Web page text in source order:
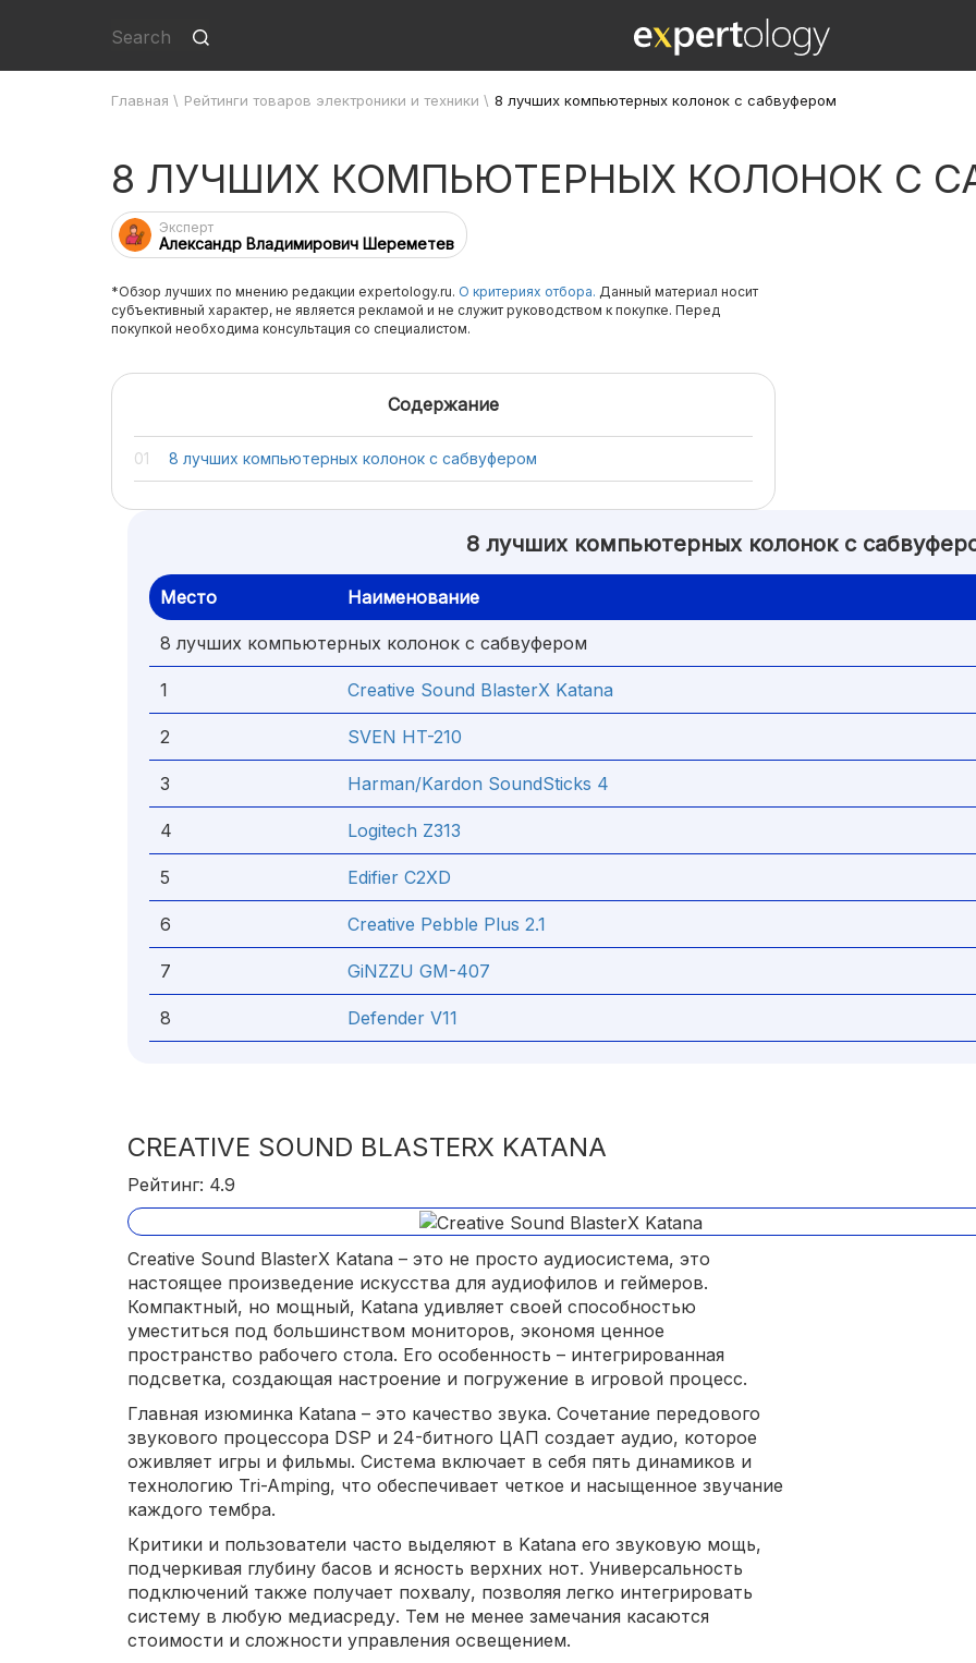
Главная \ Рейтинги товаров электроники и техники \ 8 лучших компьютерных колонок с сабвуфером
8 ЛУЧШИХ КОМПЬЮТЕРНЫХ КОЛОНОК С
Эксперт
Александр Владимирович Шереметев
*Обзор лучших по мнению редакции expertology.ru. О критериях отбора. Данный материал носит
субъективный характер, не является рекламой и не служит руководством к покупке. Перед
покупкой необходима консультация со специалистом.
Содержание
8 лучших компьютерных колонок с сабвуфером
8 лучших компьютерных колонок с
Место Наименование
8 лучших компьютерных колонок с сабвуфером
1 Creative Sound BlasterX Katana
2 SVEN HT-210
3 Harman/Kardon SoundSticks 4
4 Logitech Z313
5 Edifier C2XD
6 Creative Pebble Plus 2.1
7 GiNZZU GM-407
8 Defender V11
CREATIVE SOUND BLASTERX KATANA
Рейтинг: 4.9
Creative Sound BlasterX Katana – это не просто аудиосистема, это
настоящее произведение искусства для аудиофилов и геймеров.
Компактный, но мощный, Katana удивляет своей способностью
уместиться под большинством мониторов, экономя ценное
пространство рабочего стола. Его особенность – интегрированная
подсветка, создающая настроение и погружение в игровой процесс.
Главная изюминка Katana – это качество звука. Сочетание передового
звукового процессора DSP и 24-битного ЦАП создает аудио, которое
оживляет игры и фильмы. Система включает в себя пять динамиков и
технологию Tri-Amping, что обеспечивает четкое и насыщенное звучание
каждого тембра.
Критики и пользователи часто выделяют в Katana его звуковую мощь,
подчеркивая глубину басов и ясность верхних нот. Универсальность
подключений также получает похвалу, позволяя легко интегрировать
систему в любую медиасреду. Тем не менее замечания касаются
стоимости и сложности управления освещением.